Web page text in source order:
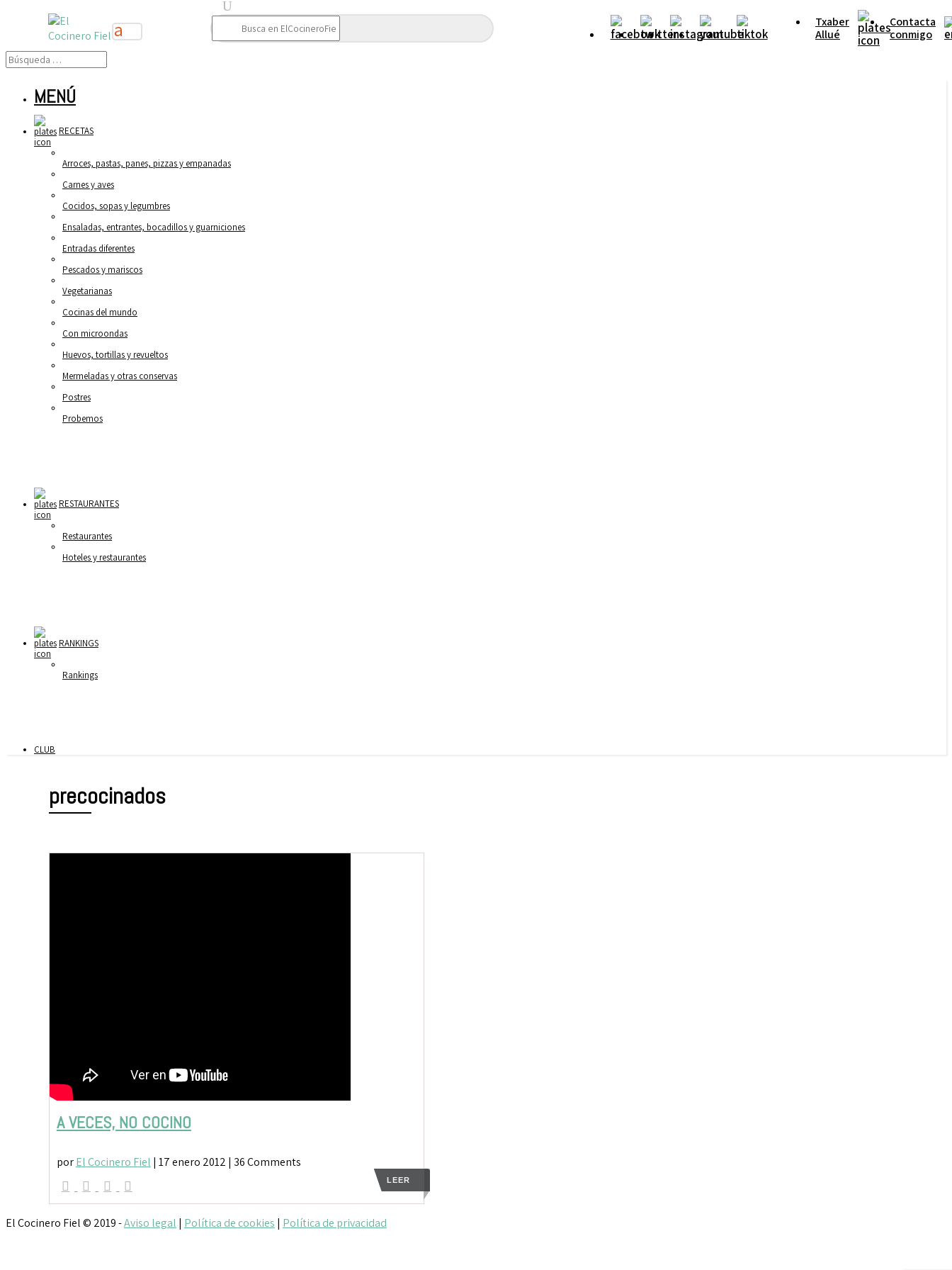
Buscar:
Txaber
Allué
Contacta
conmigo
MENÚ
RECETAS
Arroces, pastas, panes, pizzas y empanadas
Carnes y aves
Cocidos, sopas y legumbres
Ensaladas, entrantes, bocadillos y guarniciones
Entradas diferentes
Pescados y mariscos
Vegetarianas
Cocinas del mundo
Con microondas
Huevos, tortillas y revueltos
Mermeladas y otras conservas
Postres
Probemos
RESTAURANTES
Restaurantes
Hoteles y restaurantes
RANKINGS
Rankings
CLUB
precocinados
A VECES, NO COCINO
porEl Cocinero Fiel | 17 enero 2012 | 36 Comments
LEER
El Cocinero Fiel © 2019 -Aviso legal | Política de cookies | Política de privacidad